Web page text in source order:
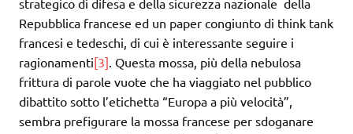
Repubblica francese ed un paper congiunto di think tank
francesi e tedeschi, di cui è interessante seguire i
ragionamenti[3] . Questa mossa, più della nebulosa
frittura di parole vuote che ha viaggiato nel pubblico
dibattito sotto l’etichetta “Europa a più velocità”,
sembra prefigurare la mossa francese per sdoganare